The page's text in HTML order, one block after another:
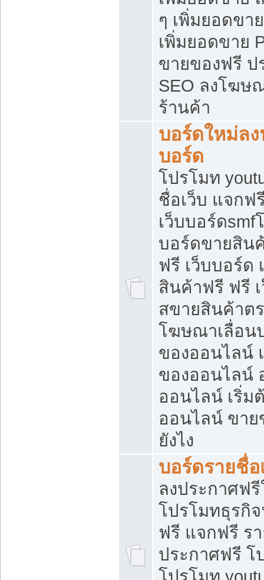
ๆ เพิ่มยอดขา
เพิ่มยอดขาย
ขายของฟรี ป
SEO ลงโฆษ
ร้านค้า
บอร์ดใหม่ลง
บอร์ด
โปรโมท
ชื่อเว็บ แจกฟ
เว็บบอร์ดsmf
บอร์ดขายสิน
ฟรี เว็บบอร์ด
สินค้าฟรี ฟรี
สขายสินค้าต
โฆษณาเลื่อน
ของออนไลน์
ของออนไลน์
ออนไลน์ เริ่ม
ออนไลน์ ขาย
ยังไง
บอร์ดรายชื่อ
ลงประกาศฟรี
โปรโมทธุรกิ
ฟรี แจกฟรี ร
ประกาศฟรี โ